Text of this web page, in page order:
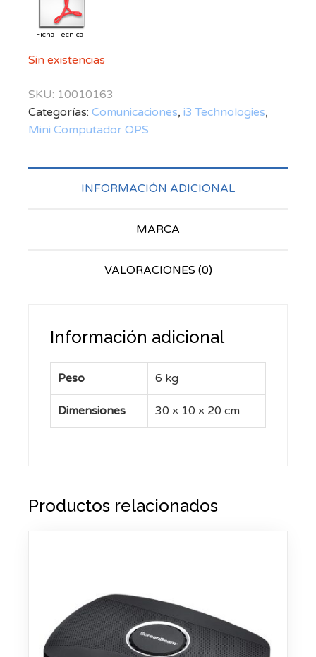
Ficha Técnica
Sin existencias
SKU: 10010163
Categorías: Comunicaciones, i3 Technologies,
Mini Computador OPS
INFORMACIÓN ADICIONAL
MARCA
VALORACIONES (0)
Información adicional
Peso 6 kg
Dimensiones 30 × 10 × 20 cm
Productos relacionados